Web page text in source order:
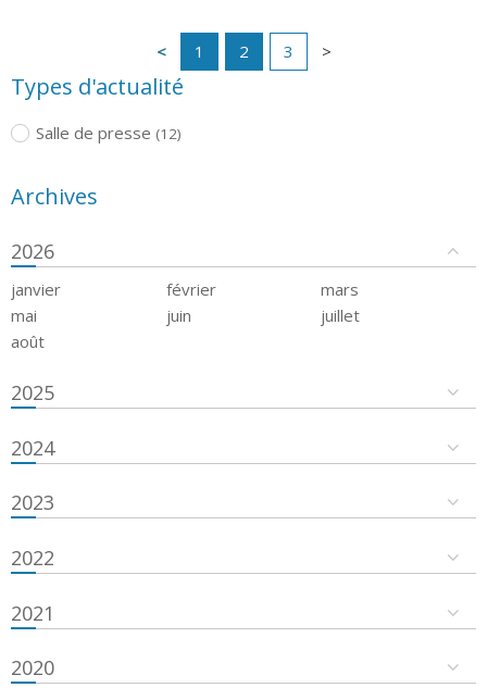
1 2 3
Types d'actualité
Salle de presse (12)
Archives
2026
janvier février
mars
mai
juin
juillet
août
2025
2024
2023
2022
2021
2020